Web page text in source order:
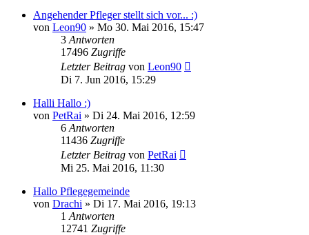
Angehender Pfleger stellt sich vor... :)
von Leon90 » Mo 30. Mai 2016, 15:47
3 Antworten
17496 Zugriffe
Letzter Beitrag von Leon90
Di 7. Jun 2016, 15:29
Halli Hallo :)
von PetRai » Di 24. Mai 2016, 12:59
6 Antworten
11436 Zugriffe
Letzter Beitrag von PetRai
Mi 25. Mai 2016, 11:30
Hallo Pflegegemeinde
von Drachi » Di 17. Mai 2016, 19:13
1 Antworten
12741 Zugriffe